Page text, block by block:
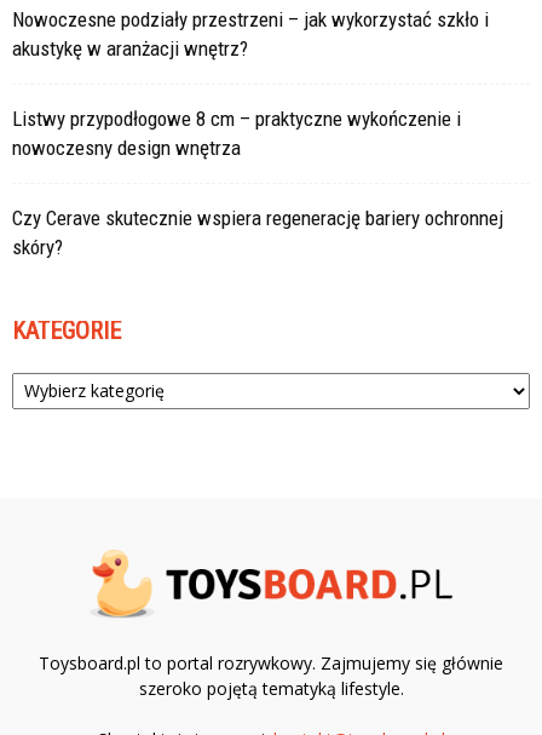
Nowoczesne podziały przestrzeni – jak wykorzystać szkło i
akustykę w aranżacji wnętrz?
Listwy przypodłogowe 8 cm – praktyczne wykończenie i
nowoczesny design wnętrza
Czy Cerave skutecznie wspiera regenerację bariery ochronnej
skóry?
KATEGORIE
Kategorie
Toysboard.pl to portal rozrywkowy. Zajmujemy się głównie
szeroko pojętą tematyką lifestyle.